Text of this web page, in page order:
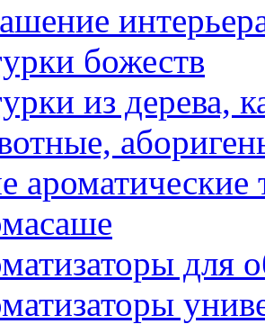
божеств
из дерева,
ароматические
для